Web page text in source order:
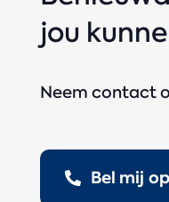
jou
Neem contact
Bel mij